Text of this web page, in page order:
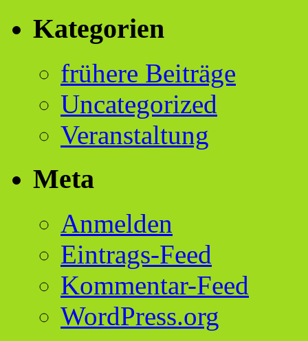
Kategorien
frühere Beiträge
Uncategorized
Veranstaltung
Meta
Anmelden
Eintrags-Feed
Kommentar-Feed
WordPress.org